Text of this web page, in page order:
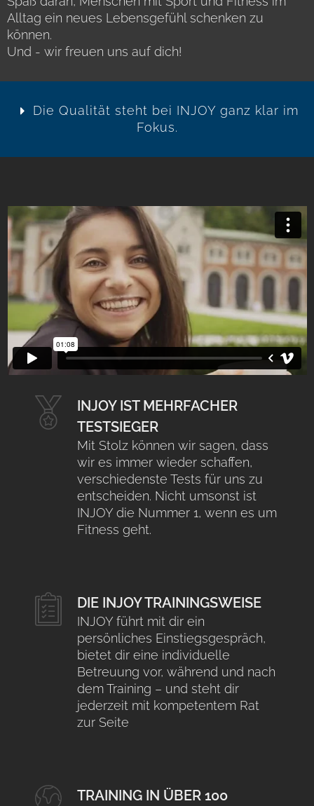
Alltag ein neues Lebensgefühl schenken zu
können.
Und - wir freuen uns auf dich!
Die Qualität steht bei INJOY ganz klar im
Fokus.
INJOY IST MEHRFACHER
TESTSIEGER
Mit Stolz können wir sagen, dass
wir es immer wieder schaffen,
verschiedenste Tests für uns zu
entscheiden. Nicht umsonst ist
INJOY die Nummer 1, wenn es um
Fitness geht.
DIE INJOY TRAININGSWEISE
INJOY führt mit dir ein
persönliches Einstiegsgespräch,
bietet dir eine individuelle
Betreuung vor, während und nach
dem Training – und steht dir
jederzeit mit kompetentem Rat
zur Seite
TRAINING IN ÜBER 100